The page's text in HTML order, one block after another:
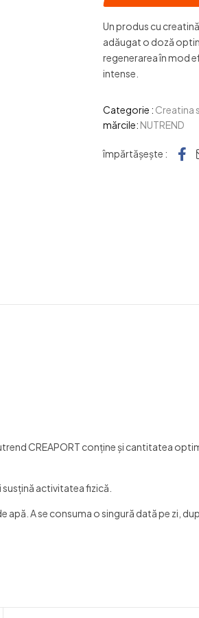
Un produs cu
adăugat o doză
regenerarea în mod
intense.
Categorie : Creatina
mărcile: NUTREND
împărtășește :
CREAPORT conţine şi cantitatea
activitatea fizică.
A se consuma o singură dată pe zi,